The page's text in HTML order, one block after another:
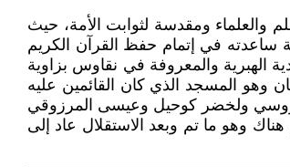
والعلماء ومقدسة لثوابت الأمة، حيث
في إتمام حفظ القرآن الكريم
الهبرية والمعروفة في نقاوس بزاوية
المسجد الذي كان القائمين عليه
ولخضر كوحيل وعيسى المرزوقي
وهو ما تم وبعد الاستقلال عاد إلى